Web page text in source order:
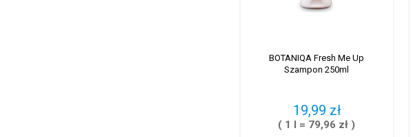
BOTANIQA Fresh Me Up
Szampon 250ml
19,99 zł
( 1 l = 79,96 zł )